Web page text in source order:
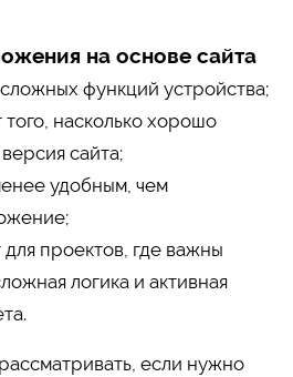
на основе сайта
функций устройства;
того, насколько хорошо
сайта;
удобным, чем
проектов, где важны
логика и активная
если нужно